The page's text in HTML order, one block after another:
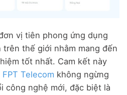
vị tiên phong ứng dụng
thế giới nhằm mang đến
tốt nhất. Cam kết này
FPT Telecom không ngừng
công nghệ mới, đặc biệt là